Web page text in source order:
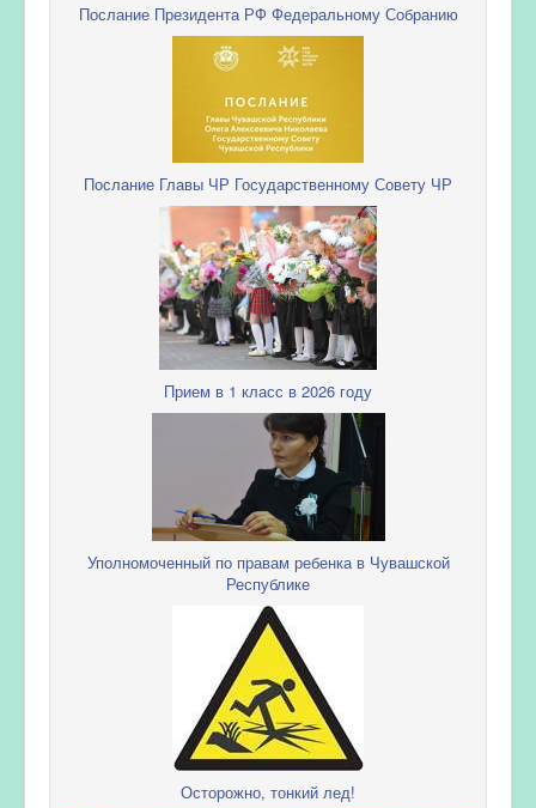
Послание Президента РФ Федеральному Собранию
Послание Главы ЧР Государственному Совету ЧР
Прием в 1 класс в 2026 году
Уполномоченный по правам ребенка в Чувашской
Республике
Осторожно, тонкий лед!